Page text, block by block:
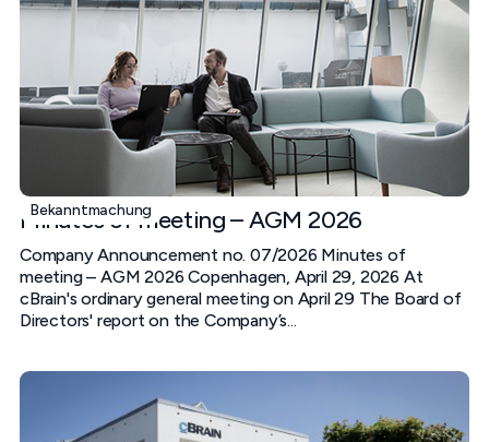
Bekanntmachung
Minutes of meeting – AGM 2026
Company Announcement no. 07/2026 Minutes of
meeting – AGM 2026 Copenhagen, April 29, 2026 At
cBrain's ordinary general meeting on April 29 The Board of
Directors' report on the Company’s...